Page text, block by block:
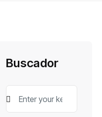
Buscador